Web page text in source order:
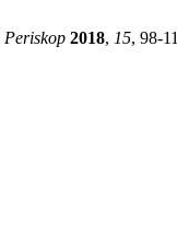
Periskop 2018, 15, 98-